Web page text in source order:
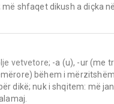
shfaqet dikush a diçka
vetvetore; -a (u), -ur (me
bëhem i mërzitshëm
dikë; nuk i shqitem: më